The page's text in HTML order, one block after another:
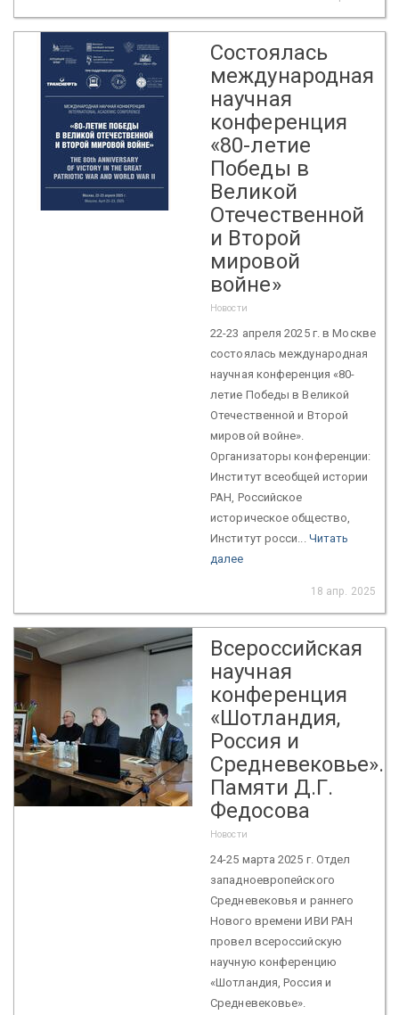
Состоялась
международная
научная
конференция
«80-летие
Победы в
Великой
Отечественной
и Второй
мировой
войне»
Новости
22-23 апреля 2025 г. в Москве
состоялась международная
научная конференция «80-
летие Победы в Великой
Отечественной и Второй
мировой войне».
Организаторы конференции:
Институт всеобщей истории
РАН, Российское
историческое общество,
Институт росси... Читать
далее
18 апр. 2025
Всероссийская
научная
конференция
«Шотландия,
Россия и
Средневековье».
Памяти Д.Г.
Федосова
Новости
24-25 марта 2025 г. Отдел
западноевропейского
Средневековья и раннего
Нового времени ИВИ РАН
провел всероссийскую
научную конференцию
«Шотландия, Россия и
Средневековье».